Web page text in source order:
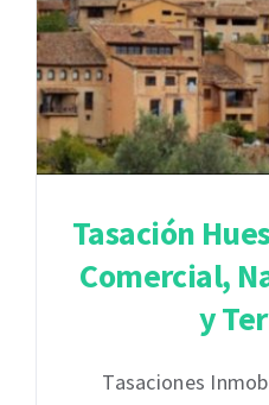
Tasación
Comercial,
y
Tasaciones